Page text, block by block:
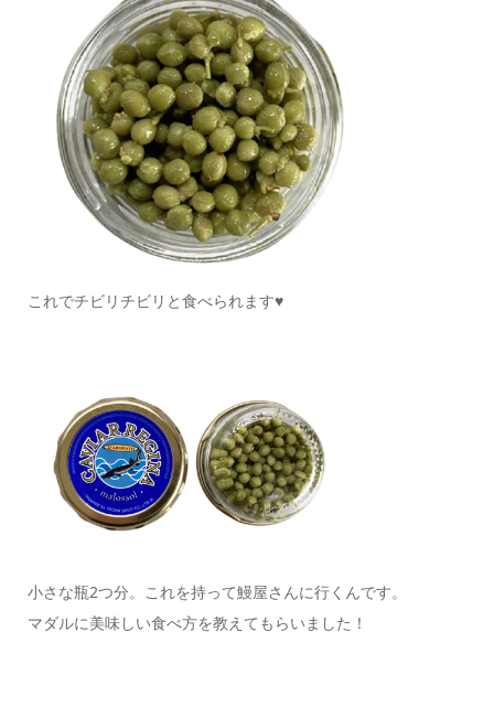
これでチビリチビリと食べられます♥
小さな瓶2つ分。これを持って鰻屋さんに行くんです。
マダルに美味しい食べ方を教えてもらいました！